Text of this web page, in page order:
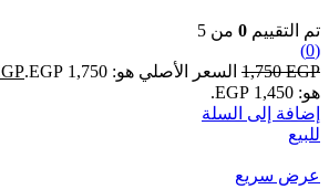
تم التقييم 0 من 5
(0)
1,750EGP السعر الأصلي هو: 1,750 EGP.
هو: 1,450 EGP.
إضافة إلى السلة
للبيع
عرض سريع